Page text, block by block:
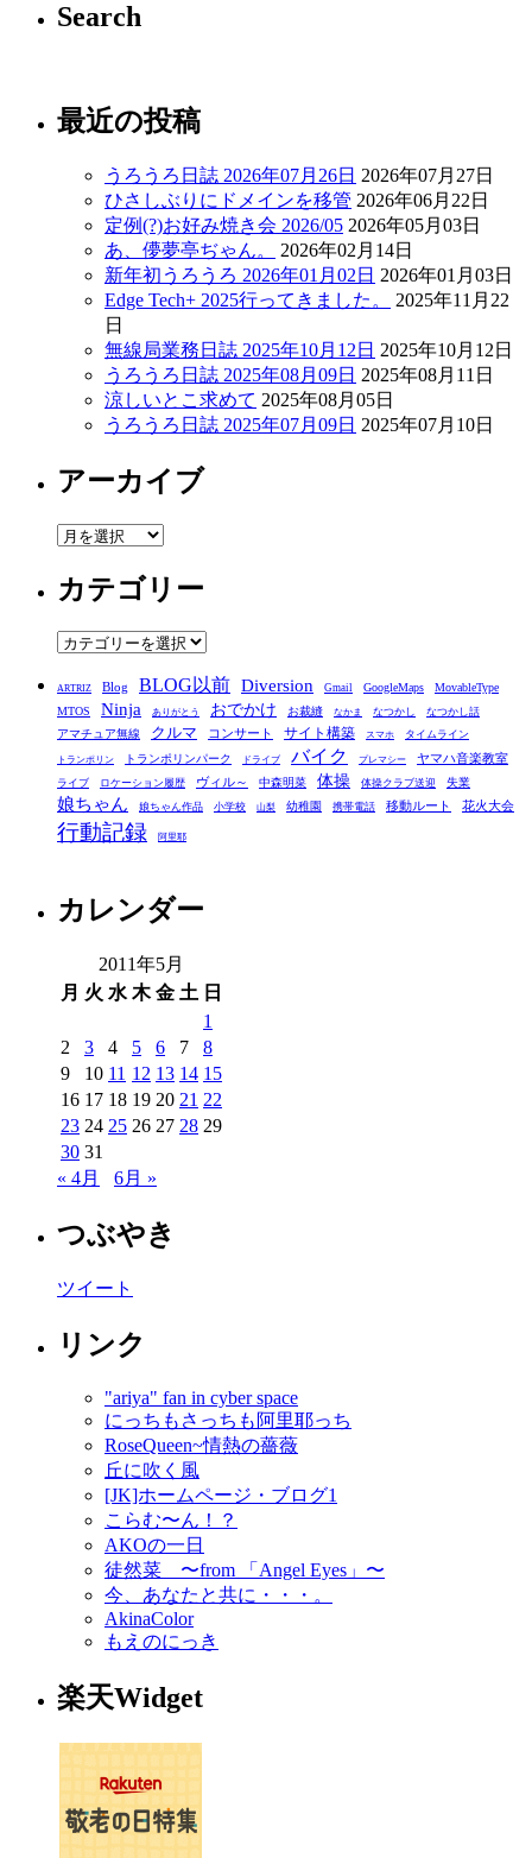
Search
最近の投稿
うろうろ日誌 2026年07月26日 2026年07月27日
ひさしぶりにドメインを移管 2026年06月22日
定例(?)お好み焼き会 2026/05 2026年05月03日
あ、儚夢亭ぢゃん。
2026年02月14日
新年初うろうろ 2026年01月02日 2026年01月03日
Edge Tech+ 2025行ってきました。
2025年11月22
日
無線局業務日誌 2025年10月12日 2025年10月12日
うろうろ日誌 2025年08月09日 2025年08月11日
涼しいとこ求めて 2025年08月05日
うろうろ日誌 2025年07月09日 2025年07月10日
アーカイブ
ア
カ
イ
ブ
カテゴリー
カ
ゴ
リ
ー
ARTRIZ Blog BLOG以前 Diversion Gmail GoogleMaps
MovableType
MTOS
Ninja ありがとう おでかけ お裁縫 なかま なつかし なつかし話
アマチュア無線 クルマ コンサート サイト構築 スマホ タイムライン
トランポリン トランポリンパーク ドライブ バイク プレマシー ヤマハ音楽教室
ライブ ロケーション履歴 ヴィル～ 中森明菜 体操 体操クラブ送迎 失業
娘ちゃん 娘ちゃん作品 小学校 山梨 幼稚園 携帯電話 移動ルート 花火大会
行動記録 阿里耶
カレンダー
2011年5月
月 火 水 木 金 土 日
1
2
3 4 5 6 7
8
9
10 11 12 13 14 15
16 17 18 19 20 21 22
23 24 25 26 27 28 29
30 31
« 4月
6月 »
つぶやき
ツイート
リンク
"ariya" fan in cyber space
にっちもさっちも阿里耶っち
RoseQueen~情熱の薔薇
丘に吹く風
[JK]ホームページ・ブログ1
こらむ〜ん！？
AKOの一日
徒然菜 〜from 「Angel Eyes」〜
今、あなたと共に・・・。
AkinaColor
もえのにっき
楽天Widget